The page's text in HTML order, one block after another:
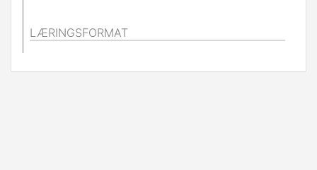
LÆRINGSFORMAT